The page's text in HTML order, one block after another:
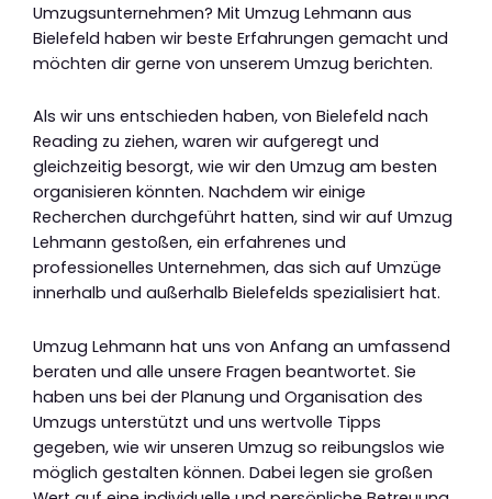
Umzugsunternehmen? Mit Umzug Lehmann aus
Bielefeld haben wir beste Erfahrungen gemacht und
möchten dir gerne von unserem Umzug berichten.
Als wir uns entschieden haben, von Bielefeld nach
Reading zu ziehen, waren wir aufgeregt und
gleichzeitig besorgt, wie wir den Umzug am besten
organisieren könnten. Nachdem wir einige
Recherchen durchgeführt hatten, sind wir auf Umzug
Lehmann gestoßen, ein erfahrenes und
professionelles Unternehmen, das sich auf Umzüge
innerhalb und außerhalb Bielefelds spezialisiert hat.
Umzug Lehmann hat uns von Anfang an umfassend
beraten und alle unsere Fragen beantwortet. Sie
haben uns bei der Planung und Organisation des
Umzugs unterstützt und uns wertvolle Tipps
gegeben, wie wir unseren Umzug so reibungslos wie
möglich gestalten können. Dabei legen sie großen